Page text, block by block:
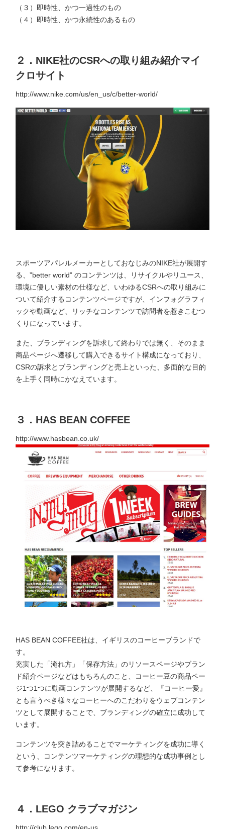
（３）即時性、かつ一過性のもの
（４）即時性、かつ永続性のあるもの
２．NIKE社のCSRへの取り組み紹介マイ
クロサイト
http://www.nike.com/us/en_us/c/better-world/
スポーツアパレルメーカーとしておなじみのNIKE社が展開す
る、”better world” のコンテンツは、リサイクルやリユース、
環境に優しい素材の仕様など、いわゆるCSRへの取り組みに
ついて紹介するコンテンツページですが、インフォグラフィ
ックや動画など、リッチなコンテンツで訪問者を惹きこむつ
くりになっています。
また、ブランディングを訴求して終わりでは無く、そのまま
商品ページへ遷移して購入できるサイト構成になっており、
CSRの訴求とブランディングと売上といった、多面的な目的
を上手く同時にかなえています。
３．HAS BEAN COFFEE
http://www.hasbean.co.uk/
HAS BEAN COFFEE社は、イギリスのコーヒーブランドで
す。
充実した「淹れ方」「保存方法」のリソースページやブラン
ド紹介ページなどはもちろんのこと、コーヒー豆の商品ペー
ジ1つ1つに動画コンテンツが展開するなど、『コーヒー愛』
とも言うべき様々なコーヒーへのこだわりをウェブコンテン
ツとして展開することで、ブランディングの確立に成功して
います。
コンテンツを突き詰めることでマーケティングを成功に導く
という、コンテンツマーケティングの理想的な成功事例とし
て参考になります。
４．LEGO クラブマガジン